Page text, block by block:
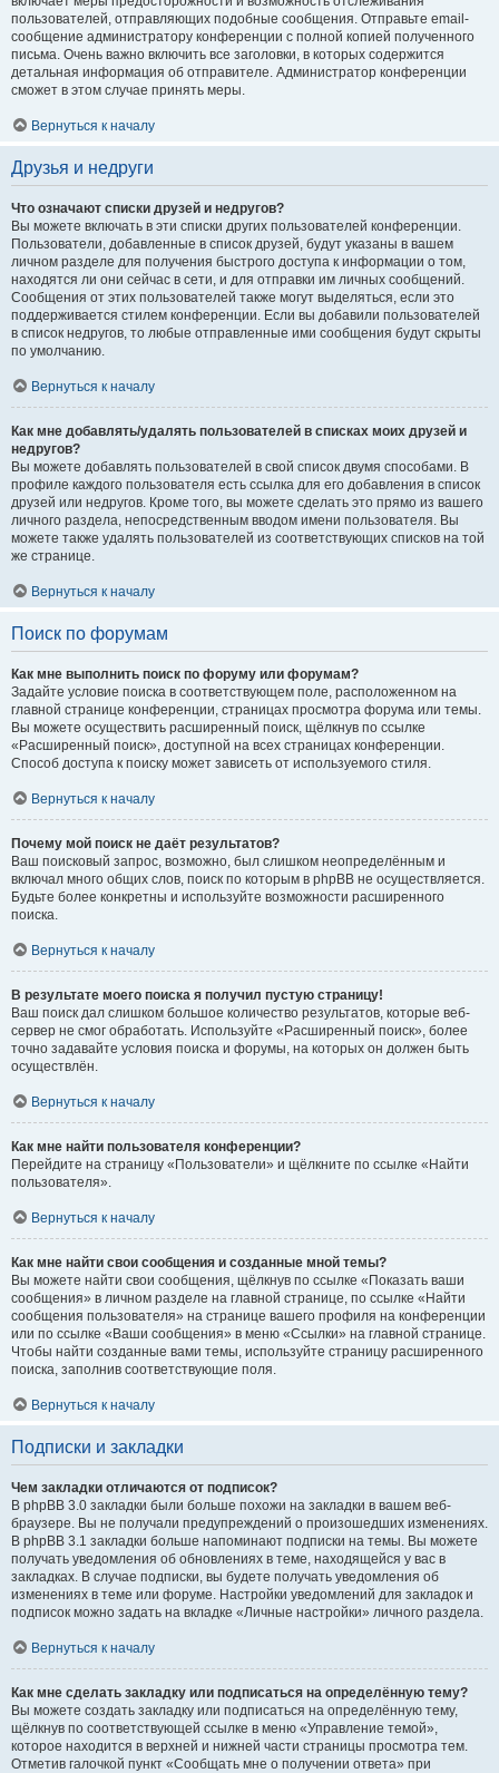
пользователей, отправляющих подобные сообщения. Отправьте email-
сообщение администратору конференции с полной копией полученного
письма. Очень важно включить все заголовки, в которых содержится
детальная информация об отправителе. Администратор конференции
сможет в этом случае принять меры.
Вернуться к началу
Друзья и недруги
Что означают списки друзей и недругов?
Вы можете включать в эти списки других пользователей конференции.
Пользователи, добавленные в список друзей, будут указаны в вашем
личном разделе для получения быстрого доступа к информации о том,
находятся ли они сейчас в сети, и для отправки им личных сообщений.
Сообщения от этих пользователей также могут выделяться, если это
поддерживается стилем конференции. Если вы добавили пользователей
в список недругов, то любые отправленные ими сообщения будут скрыты
по умолчанию.
Вернуться к началу
Как мне добавлять/удалять пользователей в списках моих друзей и
недругов?
Вы можете добавлять пользователей в свой список двумя способами. В
профиле каждого пользователя есть ссылка для его добавления в список
друзей или недругов. Кроме того, вы можете сделать это прямо из вашего
личного раздела, непосредственным вводом имени пользователя. Вы
можете также удалять пользователей из соответствующих списков на той
же странице.
Вернуться к началу
Поиск по форумам
Как мне выполнить поиск по форуму или форумам?
Задайте условие поиска в соответствующем поле, расположенном на
главной странице конференции, страницах просмотра форума или темы.
Вы можете осуществить расширенный поиск, щёлкнув по ссылке
«Расширенный поиск», доступной на всех страницах конференции.
Способ доступа к поиску может зависеть от используемого стиля.
Вернуться к началу
Почему мой поиск не даёт результатов?
Ваш поисковый запрос, возможно, был слишком неопределённым и
включал много общих слов, поиск по которым в phpBB не осуществляется.
Будьте более конкретны и используйте возможности расширенного
поиска.
Вернуться к началу
В результате моего поиска я получил пустую страницу!
Ваш поиск дал слишком большое количество результатов, которые веб-
сервер не смог обработать. Используйте «Расширенный поиск», более
точно задавайте условия поиска и форумы, на которых он должен быть
осуществлён.
Вернуться к началу
Как мне найти пользователя конференции?
Перейдите на страницу «Пользователи» и щёлкните по ссылке «Найти
пользователя».
Вернуться к началу
Как мне найти свои сообщения и созданные мной темы?
Вы можете найти свои сообщения, щёлкнув по ссылке «Показать ваши
сообщения» в личном разделе на главной странице, по ссылке «Найти
сообщения пользователя» на странице вашего профиля на конференции
или по ссылке «Ваши сообщения» в меню «Ссылки» на главной странице.
Чтобы найти созданные вами темы, используйте страницу расширенного
поиска, заполнив соответствующие поля.
Вернуться к началу
Подписки и закладки
Чем закладки отличаются от подписок?
В phpBB 3.0 закладки были больше похожи на закладки в вашем веб-
браузере. Вы не получали предупреждений о произошедших изменениях.
В phpBB 3.1 закладки больше напоминают подписки на темы. Вы можете
получать уведомления об обновлениях в теме, находящейся у вас в
закладках. В случае подписки, вы будете получать уведомления об
изменениях в теме или форуме. Настройки уведомлений для закладок и
подписок можно задать на вкладке «Личные настройки» личного раздела.
Вернуться к началу
Как мне сделать закладку или подписаться на определённую тему?
Вы можете создать закладку или подписаться на определённую тему,
щёлкнув по соответствующей ссылке в меню «Управление темой»,
которое находится в верхней и нижней части страницы просмотра тем.
Отметив галочкой пункт «Сообщать мне о получении ответа» при